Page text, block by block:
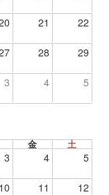
21 22
28 29
3 4 5
金 土
3 4 5
10 11 12